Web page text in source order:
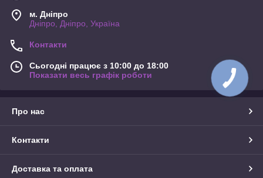
м. Дніпро
Дніпро, Дніпро, Україна
Контакти
Сьогодні працює з 10:00 до 18:00
Показати весь графік роботи
Про нас
Контакти
Доставка та оплата